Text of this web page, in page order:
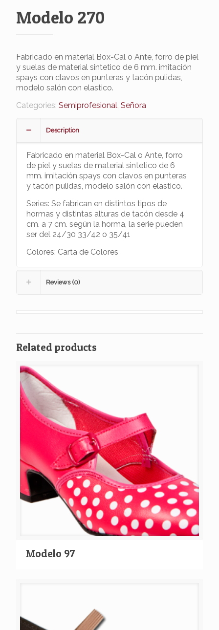
Modelo 270
Fabricado en material Box-Cal o Ante, forro de piel
y suelas de material sintetico de 6 mm. imitación
spays con clavos en punteras y tacón pulidas,
modelo salón con elastico.
Categories: Semiprofesional Señora
Description
Fabricado en material Box-Cal o Ante, forro
de piel y suelas de material sintetico de 6
mm. imitación spays con clavos en punteras
y tacón pulidas, modelo salón con elastico.
Series: Se fabrican en distintos tipos de
hormas y distintas alturas de tacón desde 4
cm. a 7 cm. según la horma, la serie pueden
ser del 24/30 33/42 o 35/41
Colores: Carta de Colores
Reviews (0)
Related products
Modelo 97